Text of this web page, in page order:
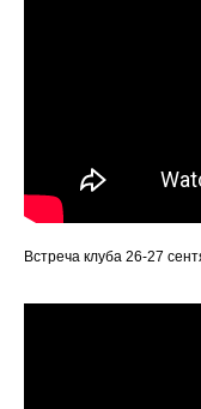
Встреча клуба 26-27